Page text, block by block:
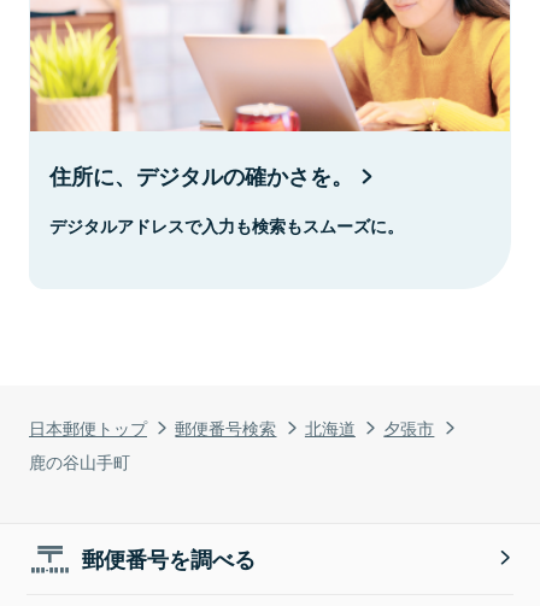
日本郵便トップ 郵便番号検索 北海道
夕張市
鹿の谷山手町
住所に、デジタルの確かさを。
デジタルアドレスで入力も検索もスムーズに。
郵便番号を調べる